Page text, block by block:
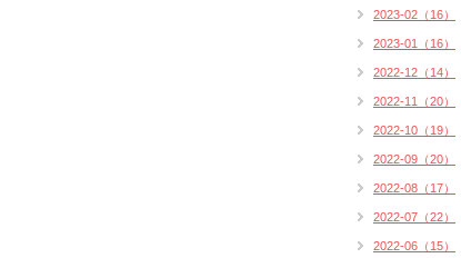
2023-02（16）
2023-01（16）
2022-12（14）
2022-11（20）
2022-10（19）
2022-09（20）
2022-08（17）
2022-07（22）
2022-06（15）